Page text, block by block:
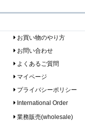
お買い物のやり方
お問い合わせ
よくあるご質問
マイページ
プライバシーポリシー
International Order
業務販売(wholesale)